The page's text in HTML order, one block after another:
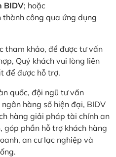
BIDV; hoặc
công qua ứng dụng
tham khảo, để được tư vấn
Quý khách vui lòng liên
để được hỗ trợ.
quốc, đội ngũ tư vấn
hàng số hiện đại, BIDV
hàng giải pháp tài chính an
góp phần hỗ trợ khách hàng
an cư lạc nghiệp và